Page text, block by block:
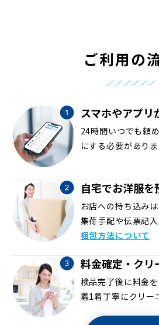
ご利用の
スマホやアプリ
24時間いつでも頼
にする必要がありま
自宅でお洋服を
お店への持ち込み
集荷手配や伝票記入
梱包方法について
料金確定・クリ
検品完了後に料金
着1着丁寧にクリー